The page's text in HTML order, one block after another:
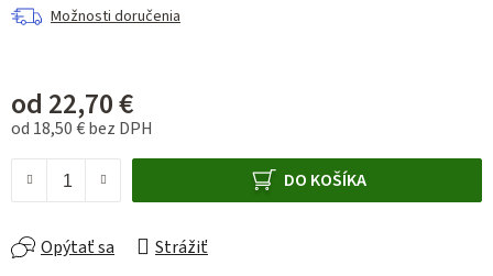
Možnosti doručenia
od 22,70 €
od 18,50 €bez DPH
DO KOŠÍKA
Opýtať sa Strážiť